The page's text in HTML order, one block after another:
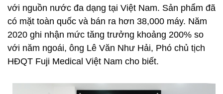
với nguồn nước đa dạng tại Việt Nam. Sản phẩm đã
có mặt toàn quốc và bán ra hơn 38,000 máy. Năm
2020 ghi nhận mức tăng trưởng khoảng 200% so
với năm ngoái, ông Lê Văn Như Hải, Phó chủ tịch
HĐQT Fuji Medical Việt Nam cho biết.